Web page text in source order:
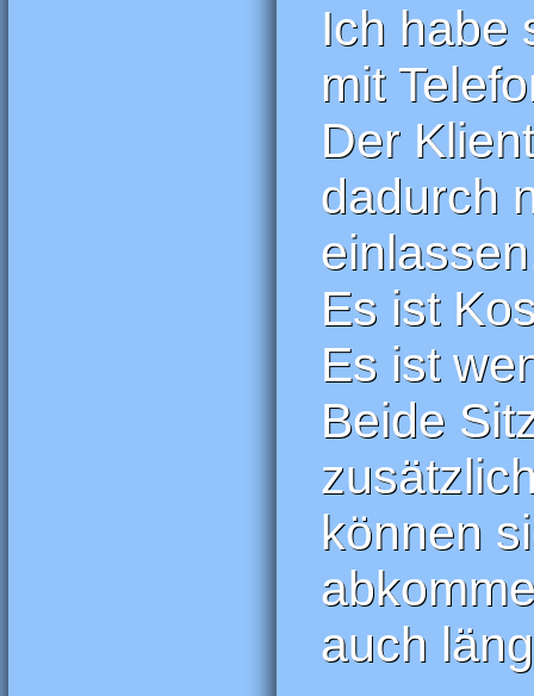
Ich habe
mit
Der
dadurch
Es ist
Es ist
Beide
können
auch